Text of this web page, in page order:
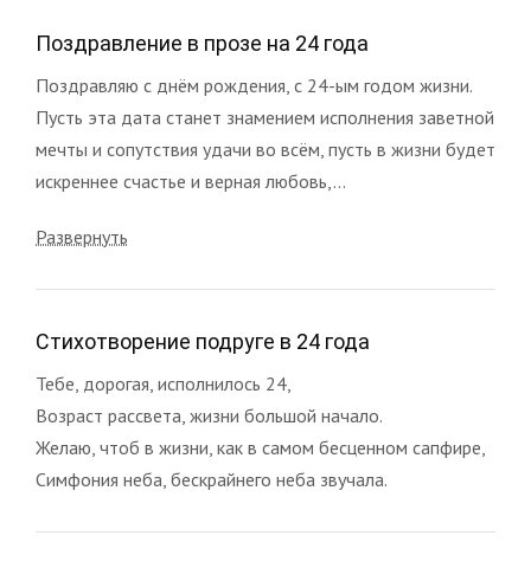
Поздравление в прозе на 24 года
Поздравляю с днём рождения, с 24-ым годом жизни.
Пусть эта дата станет знамением исполнения заветной
мечты и сопутствия удачи во всём, пусть в жизни будет
искреннее счастье и верная любовь,...
Развернуть
Стихотворение подруге в 24 года
Тебе, дорогая, исполнилось 24,
Возраст рассвета, жизни большой начало.
Желаю, чтоб в жизни, как в самом бесценном сапфире,
Симфония неба, бескрайнего неба звучала.